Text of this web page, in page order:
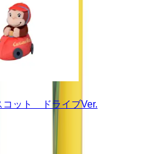
ット ドライブVer.